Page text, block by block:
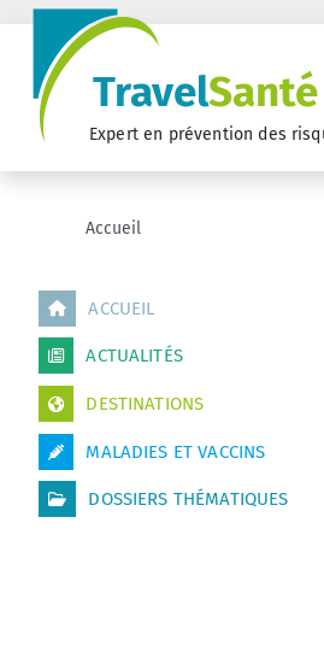
TravelSanté
Expert en prévention des
Accueil
ACCUEIL
ACTUALITÉS
DESTINATIONS
MALADIES ET VACCINS
DOSSIERS THÉMATIQUES